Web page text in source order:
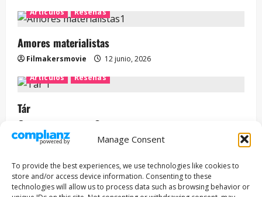
Manage Consent
To provide the best experiences, we use technologies like cookies to
store and/or access device information. Consenting to these
technologies will allow us to process data such as browsing behavior or
Artículos
Reseñas
Amores materialistas
Filmakersmovie
12 junio, 2026
Artículos
Reseñas
Tár
Entrevista
Series
ENCUENTROS CON IVÁN URIEL T3E22: JUAN PATRICIO
RIVEROLL